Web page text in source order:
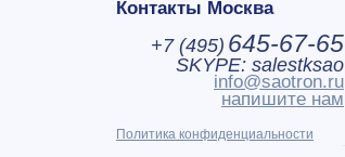
Контакты Москва
+7 (495) 645-67-65
SKYPE: salestksao
info@saotron.ru
напишите нам
Политика конфиденциальности